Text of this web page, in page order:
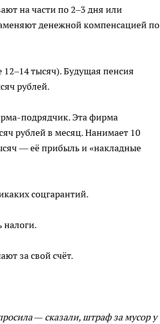
на части по 2–3 дня или
денежной компенсацией по
тысяч). Будущая пенсия
рублей.
подрядчик. Эта фирма
рублей в месяц. Нанимает 10
— её прибыль и «накладные
соцгарантий.
за свой счёт.
— сказали, штраф за мусор у